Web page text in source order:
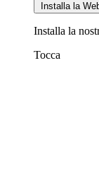
Installa la
Installa la
Tocca